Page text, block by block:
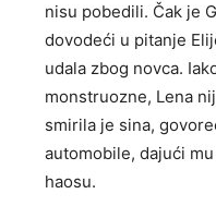
nisu pobedili. Čak je
dovodeći u pitanje
udala zbog novca.
monstruozne, Lena
smirila je sina,
automobile, dajući
haosu.